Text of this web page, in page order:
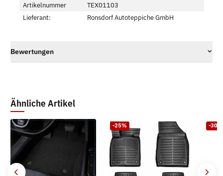
Artikelnummer
TEX01103
Lieferant:
Ronsdorf Autoteppiche GmbH
Bewertungen
Ähnliche Artikel
-25% -30%